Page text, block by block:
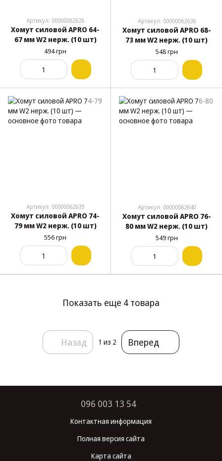
Артикул: 00000062626
Хомут силовой APRO 64-
67 мм W2 нерж. (10 шт)
494 грн
Артикул: 00000062636
Хомут силовой APRO 68-
73 мм W2 нерж. (10 шт)
548 грн
Артикул: 00000062639
Хомут силовой APRO 74-
79 мм W2 нерж. (10 шт)
556 грн
Артикул: 00000062640
Хомут силовой APRO 76-
80 мм W2 нерж. (10 шт)
549 грн
Показать еще 4 товара
Назад 1 из 2 Вперед
096 003 13 54
Контактная информация
Полная версия сайта
Карта сайта